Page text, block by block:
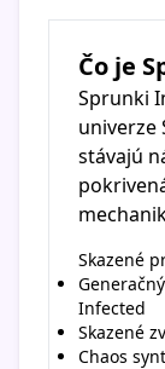
Čo je
Sprunki
univerze
stávajú
Skazené
Infected
Skazené
Chaos